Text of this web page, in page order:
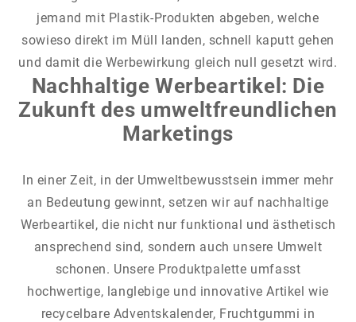
jemand mit Plastik-Produkten abgeben, welche
sowieso direkt im Müll landen, schnell kaputt gehen
und damit die Werbewirkung gleich null gesetzt wird.
Nachhaltige Werbeartikel: Die
Zukunft des umweltfreundlichen
Marketings
In einer Zeit, in der Umweltbewusstsein immer mehr
an Bedeutung gewinnt, setzen wir auf nachhaltige
Werbeartikel, die nicht nur funktional und ästhetisch
ansprechend sind, sondern auch unsere Umwelt
schonen. Unsere Produktpalette umfasst
hochwertige, langlebige und innovative Artikel wie
recycelbare Adventskalender, Fruchtgummi in